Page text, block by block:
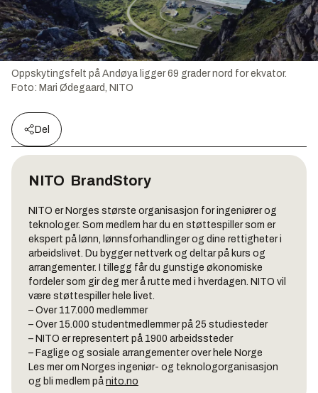
Oppskytingsfelt på Andøya ligger 69 grader nord for ekvator.
Foto: Mari Ødegaard, NITO
Del
NITO BrandStory
NITO er Norges største organisasjon for ingeniører og
teknologer. Som medlem har du en støttespiller som er
ekspert på lønn, lønnsforhandlinger og dine rettigheter i
arbeidslivet. Du bygger nettverk og deltar på kurs og
arrangementer. I tillegg får du gunstige økonomiske
fordeler som gir deg mer å rutte med i hverdagen. NITO vil
være støttespiller hele livet.
– Over 117.000 medlemmer
– Over 15.000 studentmedlemmer på 25 studiesteder
– NITO er representert på 1900 arbeidssteder
– Faglige og sosiale arrangementer over hele Norge
Les mer om Norges ingeniør- og teknologorganisasjon
og bli medlem på nito.no